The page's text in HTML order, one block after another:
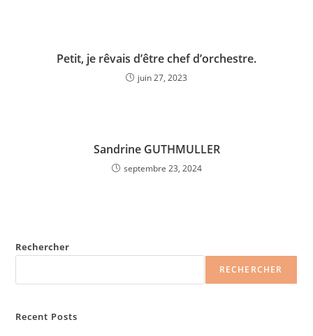
Petit, je rêvais d’être chef d’orchestre.
juin 27, 2023
Sandrine GUTHMULLER
septembre 23, 2024
Rechercher
RECHERCHER
Recent Posts